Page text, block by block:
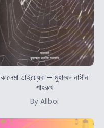
কালেমা তাইয়্যেবা – মুহাম্মদ নাসীন
শাহরুখ
By Allboi